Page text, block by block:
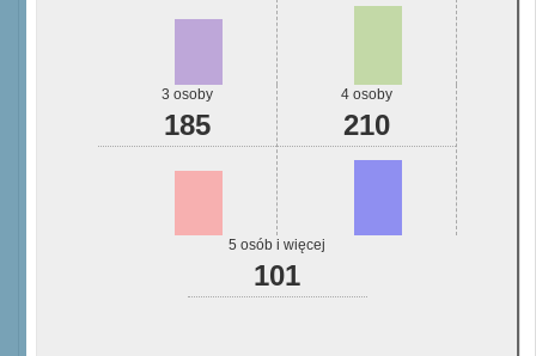
3 osoby
185
4 osoby
210
5 osób i więcej
101